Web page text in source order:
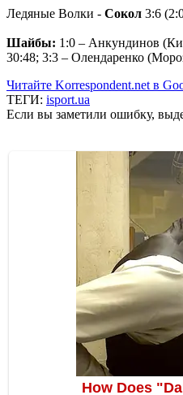
Ледяные Волки - Сокол 3:6
Шайбы: 1:0 – Анкундинов
30:48; 3:3 – Олендаренко
Читайте Korrespondent.net в
ТЕГИ: isport.ua
Если вы заметили ошибку,